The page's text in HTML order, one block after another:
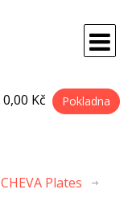
0,00 Kč Pokladna
CHEVA Plates